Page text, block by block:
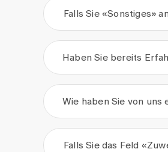
Falls Sie «Sonstiges»
Haben Sie bereits
Wie haben Sie von uns
Falls Sie das Feld